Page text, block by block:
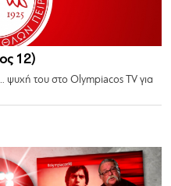
12)
του στο Olympiacos TV για